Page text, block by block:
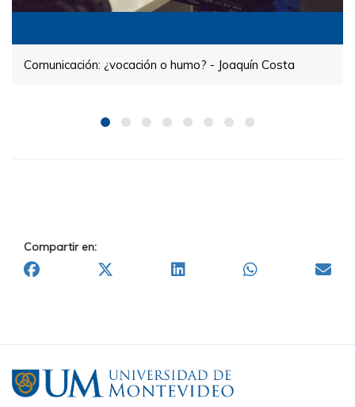
Comunicación: ¿vocación o humo? - Joaquín Costa
Compartir en: